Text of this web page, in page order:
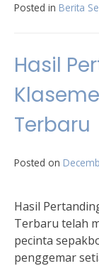
Posted in Berita
Hasil
Terbaru
Posted on
Hasil
Terbaru telah
pecinta
penggemar